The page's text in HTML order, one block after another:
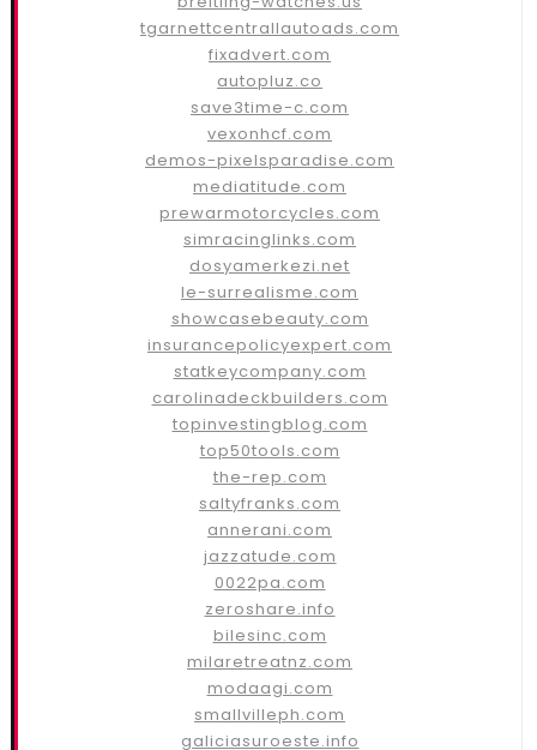
tgarnettcentrallautoads.com
fixadvert.com
autopluz.co
save3time-c.com
vexonhcf.com
demos-pixelsparadise.com
mediatitude.com
prewarmotorcycles.com
simracinglinks.com
dosyamerkezi.net
le-surrealisme.com
showcasebeauty.com
insurancepolicyexpert.com
statkeycompany.com
carolinadeckbuilders.com
topinvestingblog.com
top50tools.com
the-rep.com
saltyfranks.com
annerani.com
jazzatude.com
0022pa.com
zeroshare.info
bilesinc.com
milaretreatnz.com
modaagi.com
smallvilleph.com
galiciasuroeste.info